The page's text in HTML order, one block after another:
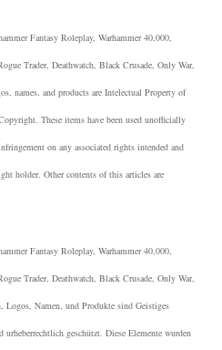
Fantasy Roleplay, Warhammer 40,000,
Trader, Deathwatch, Black Crusade, Only War,
names, and products are Intelectual Property of
These items have been used unofficially
on any associated rights intended and
holder. Other contents of this articles are
Fantasy Roleplay, Warhammer 40,000,
Trader, Deathwatch, Black Crusade, Only War,
Namen, und Produkte sind Geistiges
geschützt. Diese Elemente wurden